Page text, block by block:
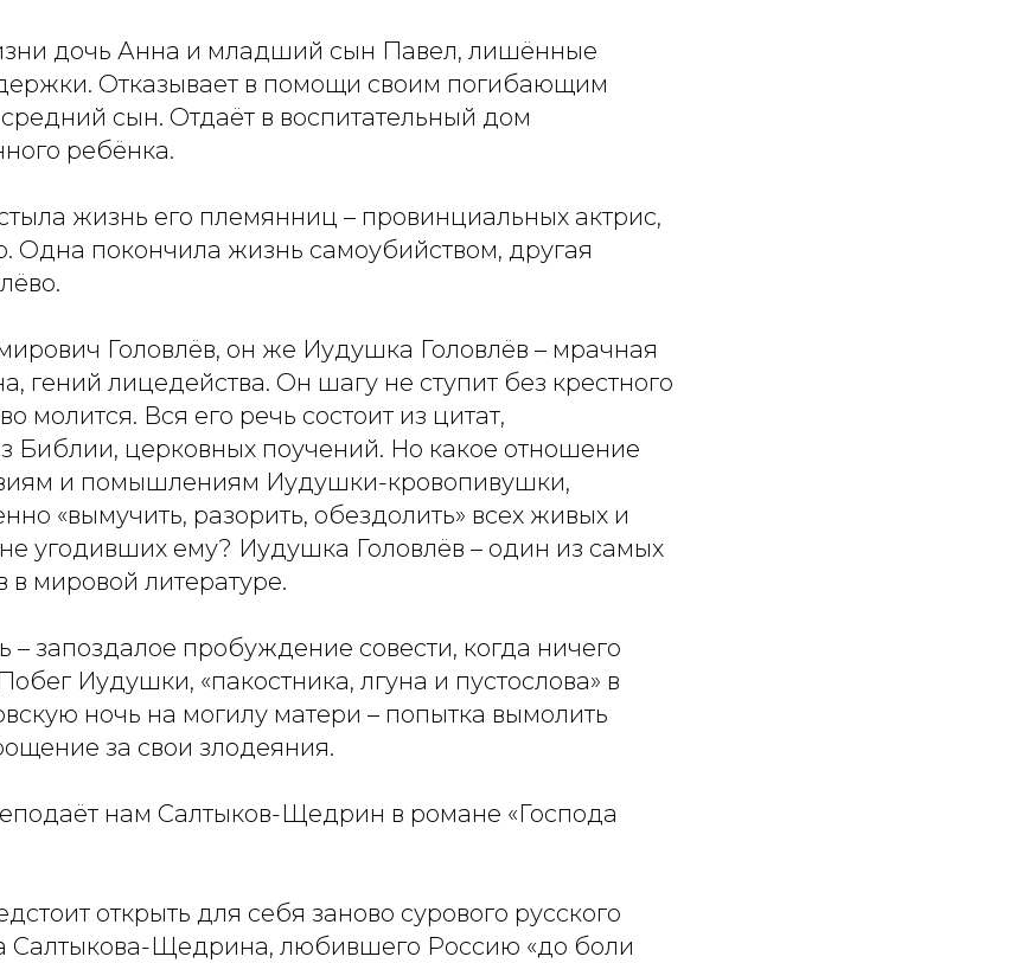
дочь Анна и младший сын Павел, лишённые
Отказывает в помощи своим погибающим
сын. Отдаёт в воспитательный дом
ребёнка.
жизнь его племянниц – провинциальных актрис,
Одна покончила жизнь самоубийством, другая
Головлёв, он же Иудушка Головлёв – мрачная
гений лицедейства. Он шагу не ступит без крестного
молится. Вся его речь состоит из цитат,
Библии, церковных поучений. Но какое отношение
и помышлениям Иудушки-кровопивушки,
«вымучить, разорить, обездолить» всех живых и
угодивших ему? Иудушка Головлёв – один из самых
мировой литературе.
– запоздалое пробуждение совести, когда ничего
Иудушки, «пакостника, лгуна и пустослова» в
ночь на могилу матери – попытка вымолить
за свои злодеяния.
нам Салтыков-Щедрин в романе «Господа
открыть для себя заново сурового русского
Салтыкова-Щедрина, любившего Россию «до боли